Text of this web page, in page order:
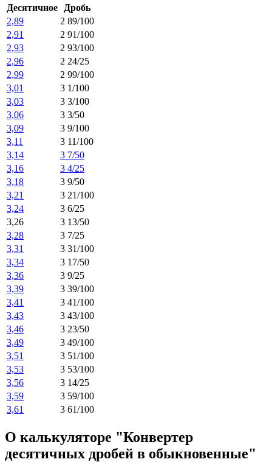
Десятичное
Дробь
2,89
2 89/100
2,91
2 91/100
2,93
2 93/100
2,96
2 24/25
2,99
2 99/100
3,01
3 1/100
3,03
3 3/100
3,06
3 3/50
3,09
3 9/100
3,11
3 11/100
3,14
3 7/50
3,16
3 4/25
3,18
3 9/50
3,21
3 21/100
3,24
3 6/25
3,26
3 13/50
3,28
3 7/25
3,31
3 31/100
3,34
3 17/50
3,36
3 9/25
3,39
3 39/100
3,41
3 41/100
3,43
3 43/100
3,46
3 23/50
3,49
3 49/100
3,51
3 51/100
3,53
3 53/100
3,56
3 14/25
3,59
3 59/100
3,61
3 61/100
О калькуляторе "Конвертер
десятичных дробей в обыкновенные"